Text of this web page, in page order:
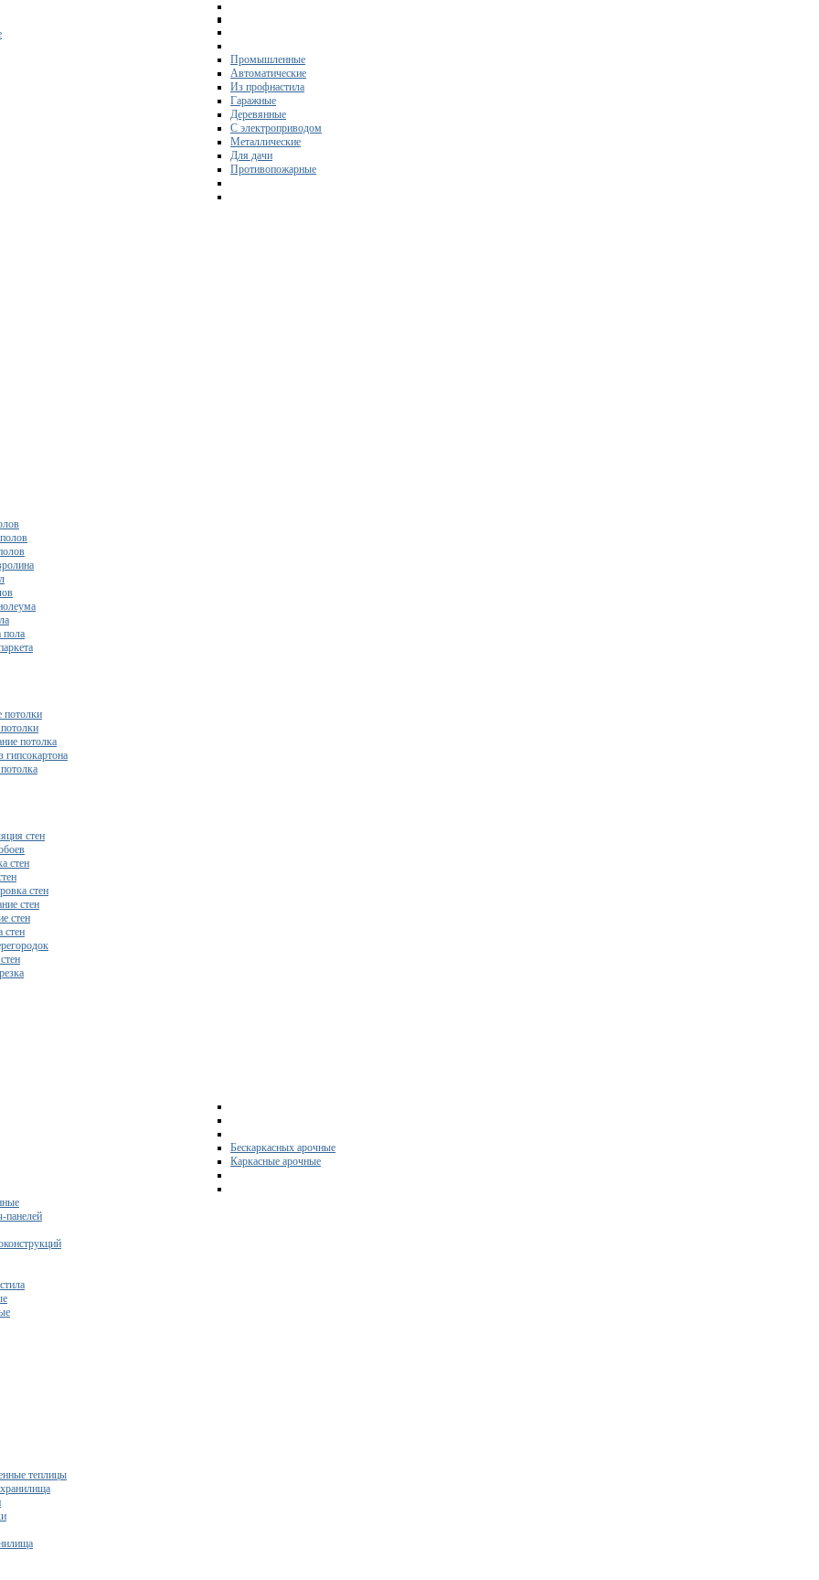
Промышленные
Автоматические
Из профнастила
Гаражные
Деревянные
С электроприводом
Металлические
Для дачи
Противопожарные
потолки
потолка
гипсокартона
стен
стен
стен
стен
стен
стен
Бескаркасных арочные
Каркасные арочные
панелей
теплицы
расчет сметы исходя из вашего бюджета!